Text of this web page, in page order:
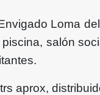
Loma
salón
aprox,